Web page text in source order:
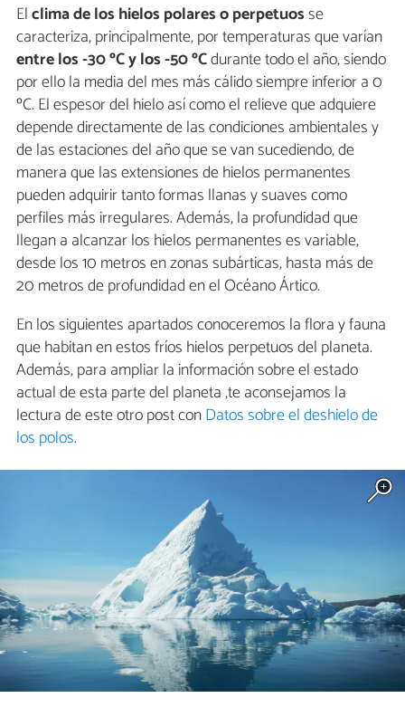
Elclima de los hielos polares o perpetuosse
caracteriza, principalmente, por temperaturas que varían
entre los -30 ºC y los -50 ºCdurante todo el año, siendo
por ello la media del mes más cálido siempre inferior a 0
ºC. El espesor del hielo así como el relieve que adquiere
depende directamente de las condiciones ambientales y
de las estaciones del año que se van sucediendo, de
manera que las extensiones de hielos permanentes
pueden adquirir tanto formas llanas y suaves como
perfiles más irregulares. Además, la profundidad que
llegan a alcanzar los hielos permanentes es variable,
desde los 10 metros en zonas subárticas, hasta más de
20 metros de profundidad en el Océano Ártico.
En los siguientes apartados conoceremos la flora y fauna
que habitan en estos fríos hielos perpetuos del planeta.
Además, para ampliar la información sobre el estado
actual de esta parte del planeta ,te aconsejamos la
lectura de este otro post conDatos sobre el deshielo de
los polos.